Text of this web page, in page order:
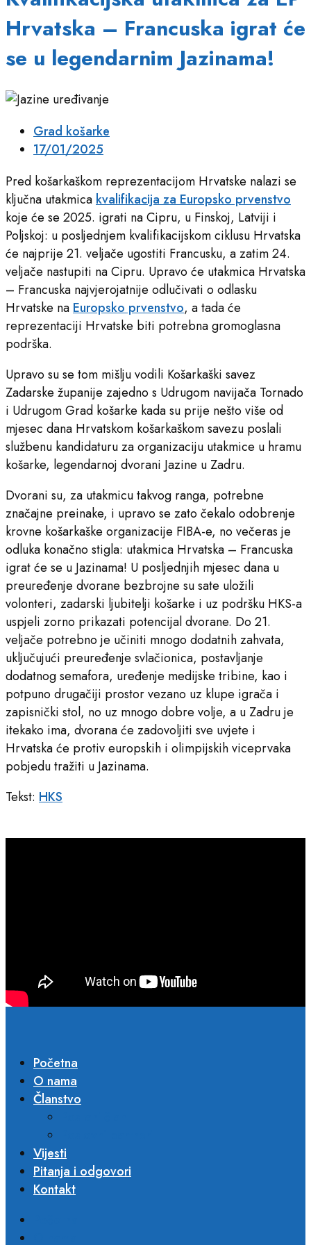
Hrvatska – Francuska igrat će
se u legendarnim Jazinama!
Grad košarke
17/01/2025
Pred košarkaškom reprezentacijom Hrvatske nalazi se
ključna utakmica kvalifikacija za Europsko prvenstvo
koje će se 2025. igrati na Cipru, u Finskoj, Latviji i
Poljskoj: u posljednjem kvalifikacijskom ciklusu Hrvatska
će najprije 21. veljače ugostiti Francusku, a zatim 24.
veljače nastupiti na Cipru. Upravo će utakmica Hrvatska
– Francuska najvjerojatnije odlučivati o odlasku
Hrvatske na Europsko prvenstvo, a tada će
reprezentaciji Hrvatske biti potrebna gromoglasna
podrška.
Upravo su se tom mišlju vodili Košarkaški savez
Zadarske županije zajedno s Udrugom navijača Tornado
i Udrugom Grad košarke kada su prije nešto više od
mjesec dana Hrvatskom košarkaškom savezu poslali
službenu kandidaturu za organizaciju utakmice u hramu
košarke, legendarnoj dvorani Jazine u Zadru.
Dvorani su, za utakmicu takvog ranga, potrebne
značajne preinake, i upravo se zato čekalo odobrenje
krovne košarkaške organizacije FIBA-e, no večeras je
odluka konačno stigla: utakmica Hrvatska – Francuska
igrat će se u Jazinama! U posljednjih mjesec dana u
preuređenje dvorane bezbrojne su sate uložili
volonteri, zadarski ljubitelji košarke i uz podršku HKS-a
uspjeli zorno prikazati potencijal dvorane. Do 21.
veljače potrebno je učiniti mnogo dodatnih zahvata,
uključujući preuređenje svlačionica, postavljanje
dodatnog semafora, uređenje medijske tribine, kao i
potpuno drugačiji prostor vezano uz klupe igrača i
zapisnički stol, no uz mnogo dobre volje, a u Zadru je
itekako ima, dvorana će zadovoljiti sve uvjete i
Hrvatska će protiv europskih i olimpijskih viceprvaka
pobjedu tražiti u Jazinama.
Tekst: HKS
Početna
O nama
Članstvo
Vijesti
Pitanja i odgovori
Kontakt